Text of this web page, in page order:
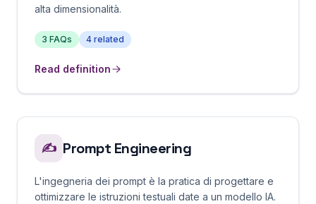
alta dimensionalità.
3 FAQs 4 related
Read definition
✍️ Prompt Engineering
L'ingegneria dei prompt è la pratica di progettare e
ottimizzare le istruzioni testuali date a un modello IA.